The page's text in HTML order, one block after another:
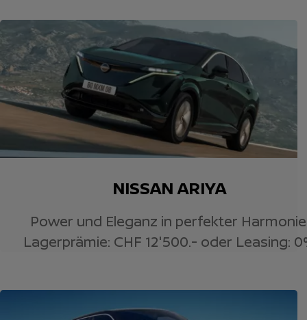
NISSAN ARIYA
Power und Eleganz in perfekter
Lagerprämie: CHF 12'500.- oder Leasing: